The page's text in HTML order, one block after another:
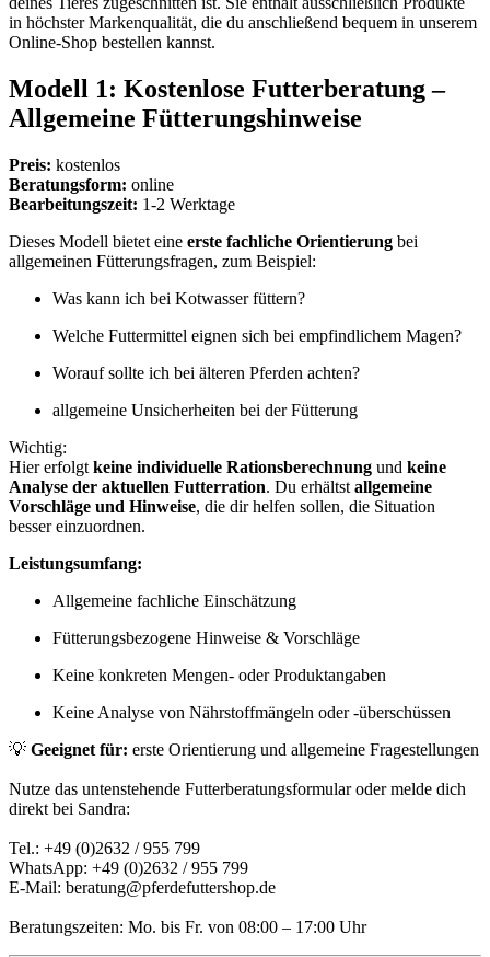
in höchster Markenqualität, die du anschließend bequem in unserem
Online-Shop bestellen kannst.
Modell 1: Kostenlose Futterberatung –
Allgemeine Fütterungshinweise
Preis: kostenlos
Beratungsform: online
Bearbeitungszeit: 1-2 Werktage
Dieses Modell bietet eine erste fachliche Orientierung bei
allgemeinen Fütterungsfragen, zum Beispiel:
Was kann ich bei Kotwasser füttern?
Welche Futtermittel eignen sich bei empfindlichem Magen?
Worauf sollte ich bei älteren Pferden achten?
allgemeine Unsicherheiten bei der Fütterung
Wichtig:
Hier erfolgt keine individuelle Rationsberechnung und keine
Analyse der aktuellen Futterration. Du erhältst allgemeine
Vorschläge und Hinweise, die dir helfen sollen, die Situation
besser einzuordnen.
Leistungsumfang:
Allgemeine fachliche Einschätzung
Fütterungsbezogene Hinweise & Vorschläge
Keine konkreten Mengen- oder Produktangaben
Keine Analyse von Nährstoffmängeln oder -überschüssen
💡 Geeignet für: erste Orientierung und allgemeine Fragestellungen
Nutze das untenstehende Futterberatungsformular oder melde dich
direkt bei Sandra:
Tel.: +49 (0)2632 / 955 799
WhatsApp: +49 (0)2632 / 955 799
E-Mail: beratung@pferdefuttershop.de
Beratungszeiten: Mo. bis Fr. von 08:00 – 17:00 Uhr